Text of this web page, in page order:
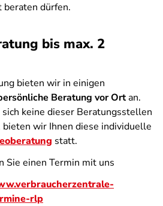
beraten dürfen.
bis max. 2
bieten wir in einigen
Beratung vor Ortan.
keine dieser Beratungsstellen
wir Ihnen diese individuelle
statt.
Sie einen Termin mit uns
rlp